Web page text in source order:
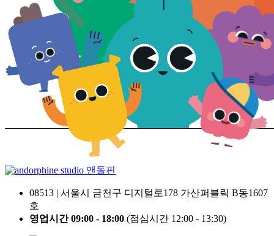
앤돌핀
08513 | 서울시 금천구 디지털로178 가산퍼블릭 B동1607
호
영업시간 09:00 - 18:00 (점심시간 12:00 - 13:30)